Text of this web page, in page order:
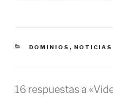
CATEGORÍAS
DOMINIOS , NOTICIAS
16 respuestas a